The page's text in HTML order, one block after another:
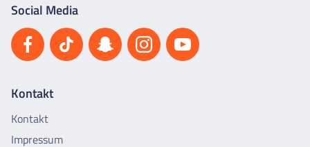
Social Media
Kontakt
Kontakt
Impressum